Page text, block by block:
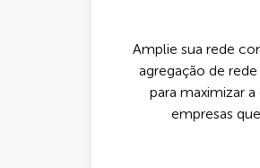
Amplie sua rede
agregação de
para maximizar
empresas